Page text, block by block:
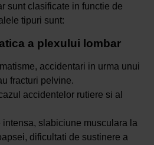
sunt clasificate in functie de
tipuri sunt:
a plexului lombar
accidentari in urma unui
fracturi pelvine.
accidentelor rutiere si al
intensa, slabiciune musculara la
dificultati de sustinere a